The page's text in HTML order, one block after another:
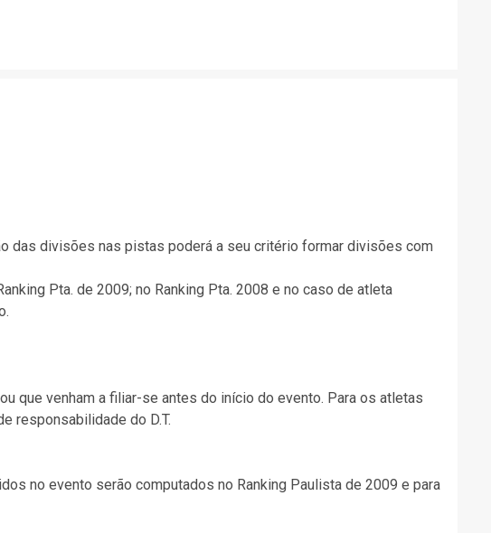
das divisões nas pistas poderá a seu critério formar divisões com
Pta. de 2009; no Ranking Pta. 2008 e no caso de atleta
que venham a filiar-se antes do início do evento. Para os atletas
responsabilidade do D.T.
no evento serão computados no Ranking Paulista de 2009 e para